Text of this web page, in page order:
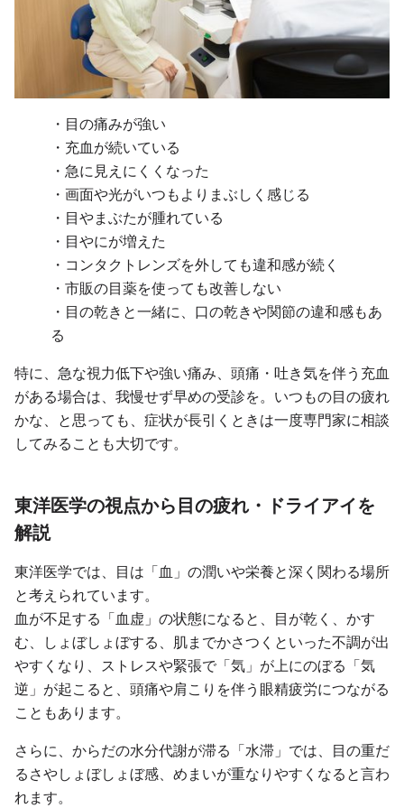
・目の痛みが強い
・充血が続いている
・急に見えにくくなった
・画面や光がいつもよりまぶしく感じる
・目やまぶたが腫れている
・目やにが増えた
・コンタクトレンズを外しても違和感が続く
・市販の目薬を使っても改善しない
・目の乾きと一緒に、口の乾きや関節の違和感もあ
る
特に、急な視力低下や強い痛み、頭痛・吐き気を伴う充血
がある場合は、我慢せず早めの受診を。いつもの目の疲れ
かな、と思っても、症状が長引くときは一度専門家に相談
してみることも大切です。
東洋医学の視点から目の疲れ・ドライアイを
解説
東洋医学では、目は「血」の潤いや栄養と深く関わる場所
と考えられています。
血が不足する「血虚」の状態になると、目が乾く、かす
む、しょぼしょぼする、肌までかさつくといった不調が出
やすくなり、ストレスや緊張で「気」が上にのぼる「気
逆」が起こると、頭痛や肩こりを伴う眼精疲労につながる
こともあります。
さらに、からだの水分代謝が滞る「水滞」では、目の重だ
るさやしょぼしょぼ感、めまいが重なりやすくなると言わ
れます。